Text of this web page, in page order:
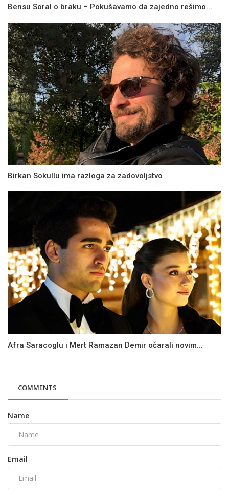
Bensu Soral o braku – Pokušavamo da zajedno rešimo...
Birkan Sokullu ima razloga za zadovoljstvo
Afra Saracoglu i Mert Ramazan Demir očarali novim...
COMMENTS
Name
Email